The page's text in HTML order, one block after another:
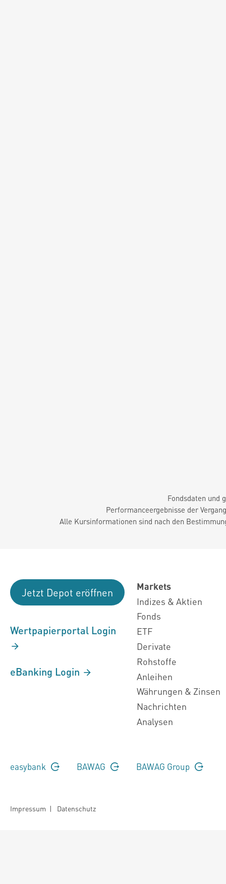
Fondsdaten und
Performanceergebnisse der
Alle Kursinformationen sind nach den
Jetzt Depot eröffnen
Wertpapierportal Login
eBanking Login
Markets
Indizes & Aktien
Fonds
ETF
Derivate
Rohstoffe
Anleihen
Währungen & Zinsen
Nachrichten
Analysen
easybank BAWAG BAWAG Group
Impressum | Datenschutz